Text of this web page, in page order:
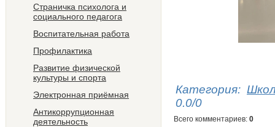
Страничка психолога и
социального педагога
Воспитательная работа
Профилактика
Развитие физической
культуры и спорта
Электронная приёмная
Антикоррупционная
деятельность
Категория:
0.0/0
Всего комментариев: 0